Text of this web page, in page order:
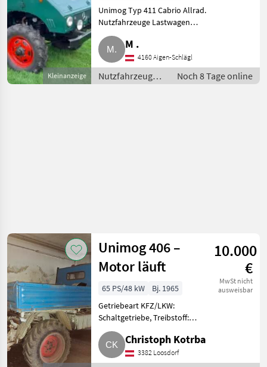
Kleinanzeige
Unimog Typ 411 Cabrio Allrad.
Nutzfahrzeuge Lastwagen
(LKW)
M .
4160 Aigen-Schlägl
Nutzfahrzeuge /
Lastwagen
Noch 8 Tage online
Unimog 406 –
Motor läuft
10.000
€
MwSt nicht
ausweisbar
65 PS/48 kW
Bj. 1965
Getriebeart KFZ/LKW:
Schaltgetriebe, Treibstoff:
Diesel Unimog 406 – Motor
läuft, guter Projektzustand.
Zum Verkauf steht ein Unimog
Christoph Kotrba
3382 Loosdorf